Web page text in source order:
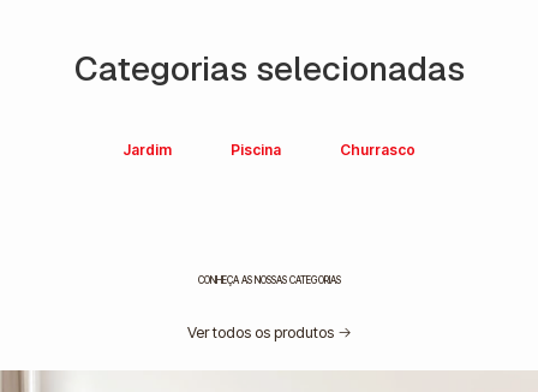
Categorias selecionadas
Jardim Piscina Churrasco
CONHEÇA AS NOSSAS CATEGORIAS
Ver todos os produtos